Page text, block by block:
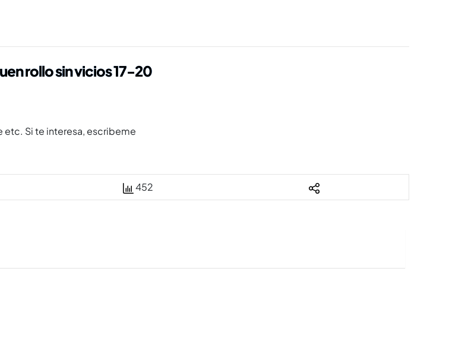
rollo sin vicios 17-20
etc. Si te interesa, escribeme
452